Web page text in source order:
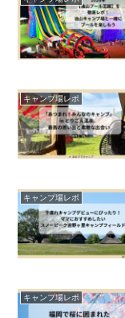
キャンプ場レポ
キャンプ場レポ
キャンプ場レポ